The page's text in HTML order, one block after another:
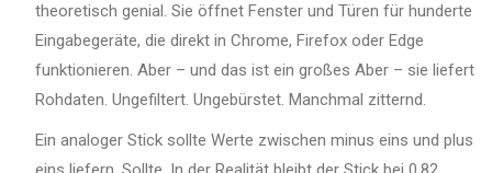
theoretisch genial. Sie öffnet Fenster und Türen für hunderte
Eingabegeräte, die direkt in Chrome, Firefox oder Edge
funktionieren. Aber – und das ist ein großes Aber – sie liefert
Rohdaten. Ungefiltert. Ungebürstet. Manchmal zitternd.
Ein analoger Stick sollte Werte zwischen minus eins und plus